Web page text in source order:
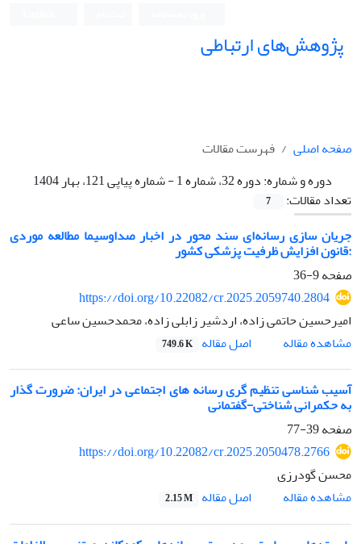
پژوهش‌های ارتباطی
صفحه اصلی
فهرست مقالات
دوره و شماره:دوره 32، شماره 1 - شماره پیاپی 121، بهار 1404
تعداد مقالات:
7
جریان سازی رسانه‌ای سند محور در اخبار صداوسیما مطالعه موردی
:قانون افزایش ظرفیت پزشکی کشور
صفحه9-36
https://doi.org/10.22082/cr.2025.2059740.2804
امیرحسین حاتمی زاده، اردشیر زابلی زاده، محمدحسین ساعی
مشاهده مقاله
اصل مقاله 749.6 K
آسیب شناسی تنظیم گری رسانه های اجتماعی در ایران: ضرورت گذار
به حکمرانی شناختی-گفتمانی
صفحه39-77
https://doi.org/10.22082/cr.2025.2050478.2766
محسن گودرزی
مشاهده مقاله
اصل مقاله 2.15 M